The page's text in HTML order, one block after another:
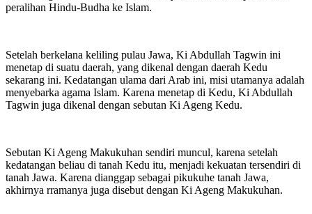
peralihan Hindu-Budha ke Islam.
Setelah berkelana keliling pulau Jawa, Ki Abdullah Tagwin ini
menetap di suatu daerah, yang dikenal dengan daerah Kedu
sekarang ini. Kedatangan ulama dari Arab ini, misi utamanya adalah
menyebarka agama Islam. Karena menetap di Kedu, Ki Abdullah
Tagwin juga dikenal dengan sebutan Ki Ageng Kedu.
Sebutan Ki Ageng Makukuhan sendiri muncul, karena setelah
kedatangan beliau di tanah Kedu itu, menjadi kekuatan tersendiri di
tanah Jawa. Karena dianggap sebagai pikukuhe tanah Jawa,
akhirnya rramanya juga disebut dengan Ki Ageng Makukuhan.